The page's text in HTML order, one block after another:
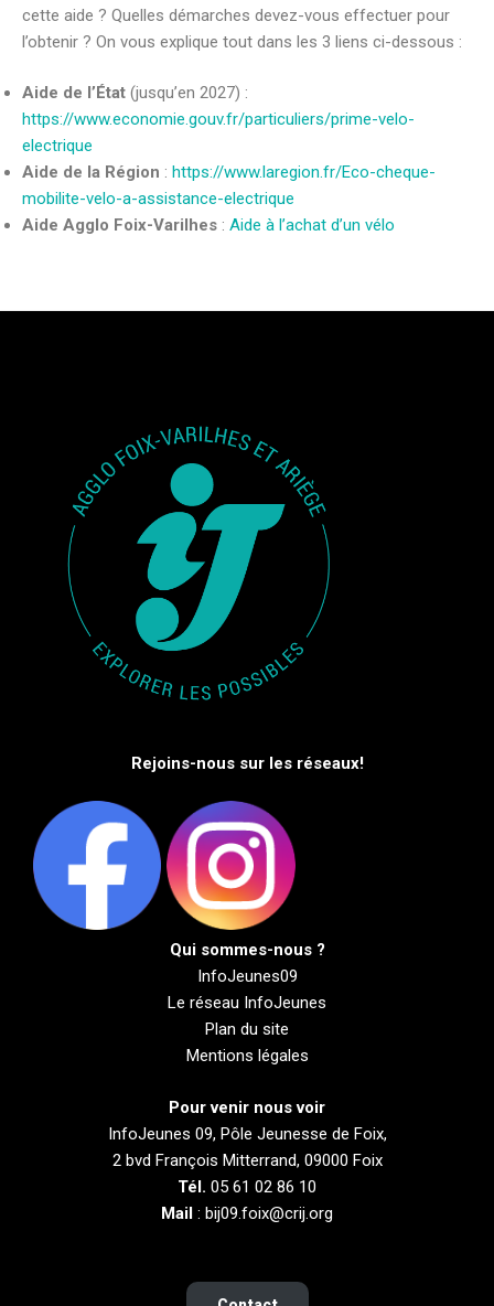
cette aide ? Quelles démarches devez-vous effectuer pour
l’obtenir ? On vous explique tout dans les 3 liens ci-dessous :
Aide de l’État (jusqu’en 2027) :
https://www.economie.gouv.fr/particuliers/prime-velo-
electrique
Aide de la Région : https://www.laregion.fr/Eco-cheque-
mobilite-velo-a-assistance-electrique
Aide Agglo Foix-Varilhes : Aide à l’achat d’un vélo
Rejoins-nous sur les réseaux!
Qui sommes-nous ?
InfoJeunes09
Le réseau InfoJeunes
Plan du site
Mentions légales
Pour venir nous voir
InfoJeunes 09, Pôle Jeunesse de Foix,
2 bvd François Mitterrand, 09000 Foix
Tél. 05 61 02 86 10
Mail : bij09.foix@crij.org